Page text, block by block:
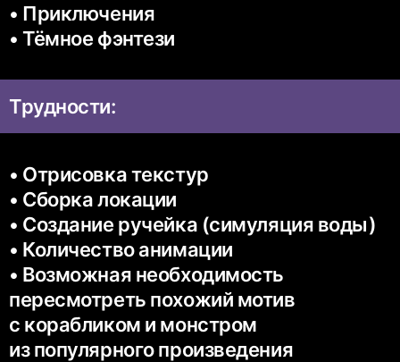
• Приключения
• Тёмное фэнтези
Трудности:
• Отрисовка текстур
• Сборка локации
• Создание ручейка (симуляция воды)
• Количество анимации
• Возможная необходимость
пересмотреть похожий мотив
с корабликом и монстром
из популярного произведения